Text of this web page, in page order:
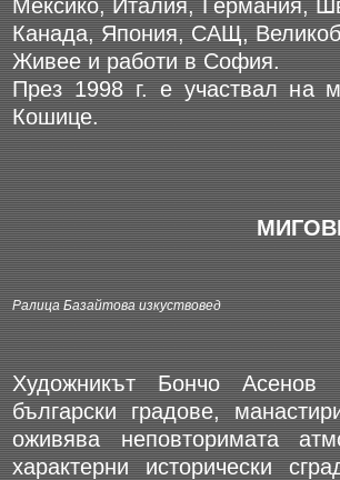
Мексико, Италия, Германия,
Канада, Япония, САЩ,
Живее и работи в София.
През 1998 г. е участвал на
Кошице.
Ралица Базайтова изкуствовед
Художникът Бончо Асенов
български градове,
оживява неповторимата
характерни исторически